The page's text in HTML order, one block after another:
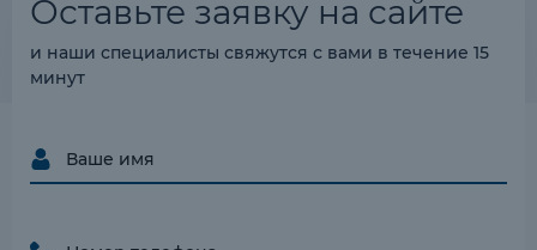
Оставьте заявку на сайте
и наши специалисты свяжутся с вами в течение 15
минут